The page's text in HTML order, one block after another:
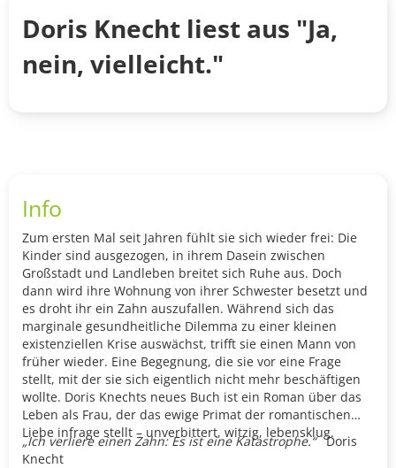
Doris Knecht liest aus "Ja,
nein, vielleicht."
Info
Zum ersten Mal seit Jahren fühlt sie sich wieder frei: Die
Kinder sind ausgezogen, in ihrem Dasein zwischen
Großstadt und Landleben breitet sich Ruhe aus. Doch
dann wird ihre Wohnung von ihrer Schwester besetzt und
es droht ihr ein Zahn auszufallen. Während sich das
marginale gesundheitliche Dilemma zu einer kleinen
existenziellen Krise auswächst, trifft sie einen Mann von
früher wieder. Eine Begegnung, die sie vor eine Frage
stellt, mit der sie sich eigentlich nicht mehr beschäftigen
wollte. Doris Knechts neues Buch ist ein Roman über das
Leben als Frau, der das ewige Primat der romantischen
Liebe infrage stellt – unverbittert, witzig, lebensklug.
„Ich verliere einen Zahn: Es ist eine Katastrophe.“Doris
Knecht